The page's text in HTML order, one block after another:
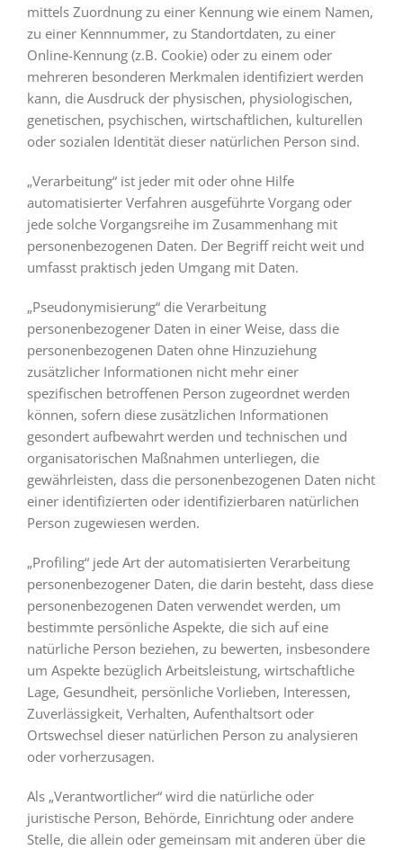
mittels Zuordnung zu einer Kennung wie einem Namen,
zu einer Kennnummer, zu Standortdaten, zu einer
Online-Kennung (z.B. Cookie) oder zu einem oder
mehreren besonderen Merkmalen identifiziert werden
kann, die Ausdruck der physischen, physiologischen,
genetischen, psychischen, wirtschaftlichen, kulturellen
oder sozialen Identität dieser natürlichen Person sind.
„Verarbeitung“ ist jeder mit oder ohne Hilfe
automatisierter Verfahren ausgeführte Vorgang oder
jede solche Vorgangsreihe im Zusammenhang mit
personenbezogenen Daten. Der Begriff reicht weit und
umfasst praktisch jeden Umgang mit Daten.
„Pseudonymisierung“ die Verarbeitung
personenbezogener Daten in einer Weise, dass die
personenbezogenen Daten ohne Hinzuziehung
zusätzlicher Informationen nicht mehr einer
spezifischen betroffenen Person zugeordnet werden
können, sofern diese zusätzlichen Informationen
gesondert aufbewahrt werden und technischen und
organisatorischen Maßnahmen unterliegen, die
gewährleisten, dass die personenbezogenen Daten nicht
einer identifizierten oder identifizierbaren natürlichen
Person zugewiesen werden.
„Profiling“ jede Art der automatisierten Verarbeitung
personenbezogener Daten, die darin besteht, dass diese
personenbezogenen Daten verwendet werden, um
bestimmte persönliche Aspekte, die sich auf eine
natürliche Person beziehen, zu bewerten, insbesondere
um Aspekte bezüglich Arbeitsleistung, wirtschaftliche
Lage, Gesundheit, persönliche Vorlieben, Interessen,
Zuverlässigkeit, Verhalten, Aufenthaltsort oder
Ortswechsel dieser natürlichen Person zu analysieren
oder vorherzusagen.
Als „Verantwortlicher“ wird die natürliche oder
juristische Person, Behörde, Einrichtung oder andere
Stelle, die allein oder gemeinsam mit anderen über die